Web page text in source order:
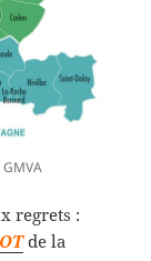
regrets :
de la